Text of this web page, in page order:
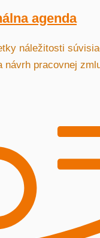
agenda
náležitosti
návrh pracovnej